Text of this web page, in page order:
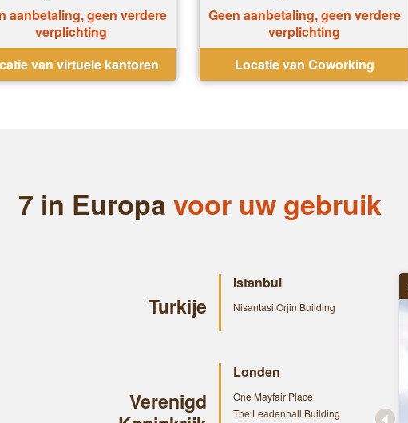
aanbetaling, geen verdere
verplichting
van virtuele kantoren
Geen aanbetaling, geen verdere
verplichting
Locatie van Coworking
7 in Europa voor uw gebruik
Turkije
Istanbul
Nisantasi Orjin Building
Verenigd
Londen
One Mayfair Place
The Leadenhall Building